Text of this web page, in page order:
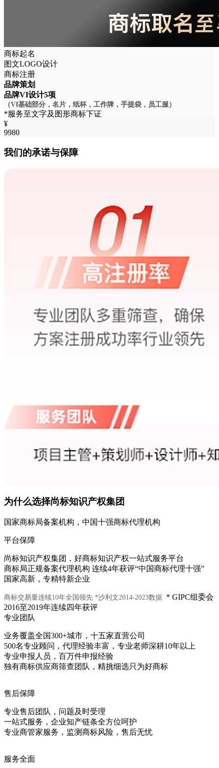
商标起名
图文LOGO设计
商标注册
品牌策划
品牌VI设计5项
（VI基础部分，名片，纸杯，工作牌，手提袋，员工服）
*服务至文字及图形商标下证
¥
9980
我们的承诺与保障
为什么选择尚标知识产权集团
国家商标局备案机构，中国十强商标代理机构
平台保障
尚标知识产权集团，好商标知识产权一站式服务平台
商标局正规备案代理机构 连续4年获评“中国商标代理十强”
国家高新，专精特新企业
商标交易量连续10年全国领先 *沙利文2014-2023数据 * GIPC组委会
2016至2019年连续四年获评
专业团队
业务覆盖全国300+城市，十五家直营公司
500名专业顾问，代理经验丰富，专业老师深耕10年以上
专业申报人员，百万件申报经验
独有商标供应商筛查团队，精挑细选只为好商标
售后保障
专业售后团队，问题及时受理
一站式服务，企业知产链条全方位呵护
专业商管家服务，监测商标风险，售后无忧
服务全面